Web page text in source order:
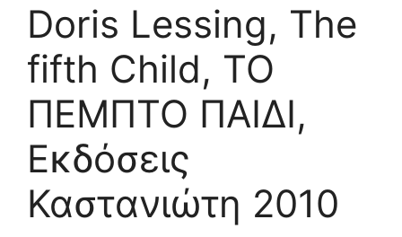
Doris Lessing, The
fifth Child, ΤΟ
ΠΕΜΠΤΟ ΠΑΙΔΙ,
Εκδόσεις
Καστανιώτη 2010